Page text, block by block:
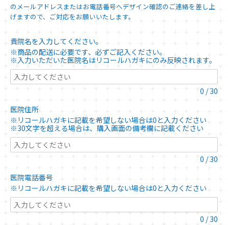
のメールアドレスまたはお電話番号へデザイン確認のご連絡を差し上
げますので、ご対応をお願いいたします。
貴院名を入力してください。
※商品の配送に必要です、必ずご記入ください。
※入力いただいた医院名はリコールハガキにのみ反映されます。
0 /30
医院住所
※リコールハガキに記載を希望しない場合は0と入力ください
※30文字を超える場合は、購入画面の備考欄に記載ください
0 /30
医院電話番号
※リコールハガキに記載を希望しない場合は0と入力ください
0 /30